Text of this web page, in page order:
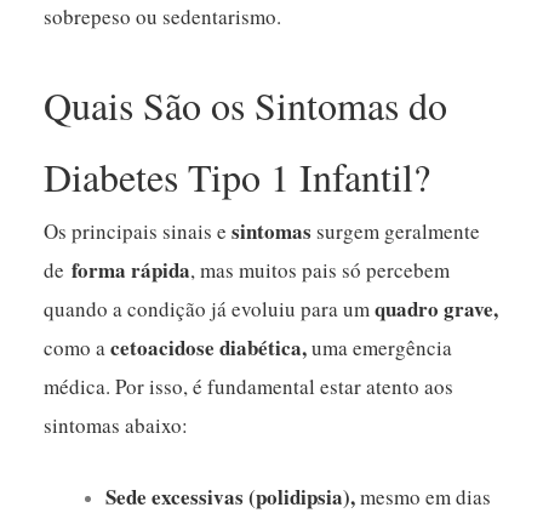
sobrepeso ou sedentarismo.
Quais São os Sintomas do
Diabetes Tipo 1 Infantil?
Os principais sinais esintomas surgem geralmente
de forma rápida, mas muitos pais só percebem
quando a condição já evoluiu para umquadro grave,
como acetoacidose diabética,uma emergência
médica. Por isso, é fundamental estar atento aos
sintomas abaixo:
Sede excessivas (polidipsia),mesmo em dias